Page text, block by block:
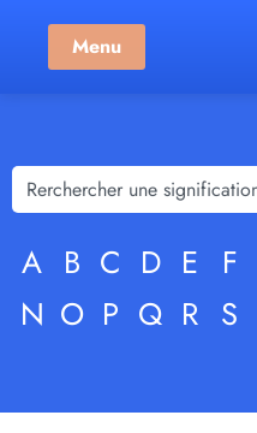
Menu
A B C D E F
N O P Q R S